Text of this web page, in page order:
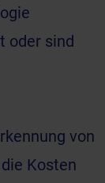
oder sind
von
Kosten